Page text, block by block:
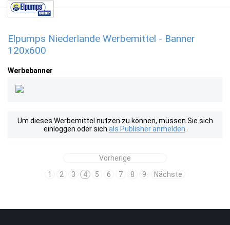
Elpumps Niederlande Werbemittel - Banner
120x600
Werbebanner
Um dieses Werbemittel nutzen zu können, müssen Sie sich
einloggen oder sich als Publisher anmelden
Vorherige
1
2 3 4 5 6 7 8 9 Nächste